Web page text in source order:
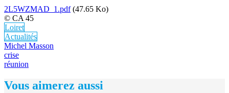
2L5WZMAD_1.pdf (47.65 Ko)
© CA 45
Loiret
Actualités
Michel Masson
crise
réunion
Vous aimerez aussi